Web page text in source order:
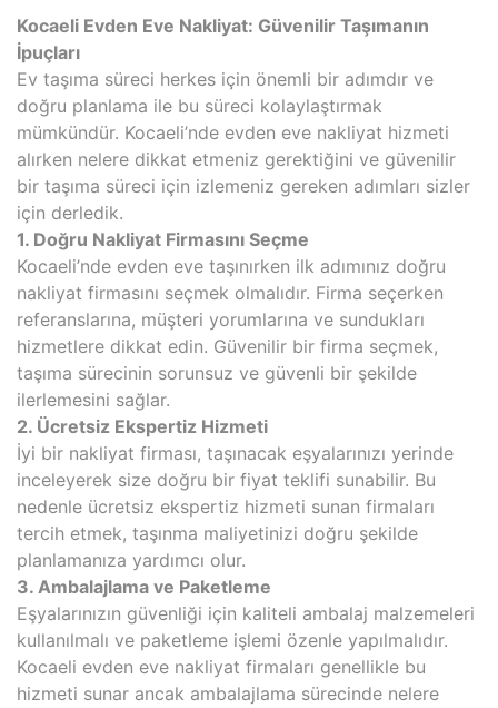
Kocaeli Evden Eve Nakliyat: Güvenilir Taşımanın
İpuçları
Ev taşıma süreci herkes için önemli bir adımdır ve
doğru planlama ile bu süreci kolaylaştırmak
mümkündür. Kocaeli’nde evden eve nakliyat hizmeti
alırken nelere dikkat etmeniz gerektiğini ve güvenilir
bir taşıma süreci için izlemeniz gereken adımları sizler
için derledik.
1. Doğru Nakliyat Firmasını Seçme
Kocaeli’nde evden eve taşınırken ilk adımınız doğru
nakliyat firmasını seçmek olmalıdır. Firma seçerken
referanslarına, müşteri yorumlarına ve sundukları
hizmetlere dikkat edin. Güvenilir bir firma seçmek,
taşıma sürecinin sorunsuz ve güvenli bir şekilde
ilerlemesini sağlar.
2. Ücretsiz Ekspertiz Hizmeti
İyi bir nakliyat firması, taşınacak eşyalarınızı yerinde
inceleyerek size doğru bir fiyat teklifi sunabilir. Bu
nedenle ücretsiz ekspertiz hizmeti sunan firmaları
tercih etmek, taşınma maliyetinizi doğru şekilde
planlamanıza yardımcı olur.
3. Ambalajlama ve Paketleme
Eşyalarınızın güvenliği için kaliteli ambalaj malzemeleri
kullanılmalı ve paketleme işlemi özenle yapılmalıdır.
Kocaeli evden eve nakliyat firmaları genellikle bu
hizmeti sunar ancak ambalajlama sürecinde nelere